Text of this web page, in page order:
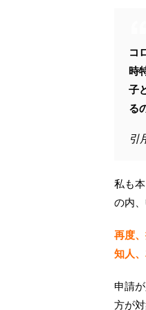
コ
時
子
る
引
私も
の内
再度
知人
申請
方が